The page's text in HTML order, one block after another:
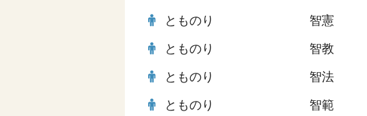
とものり 智憲
とものり 智教
とものり 智法
とものり 智範